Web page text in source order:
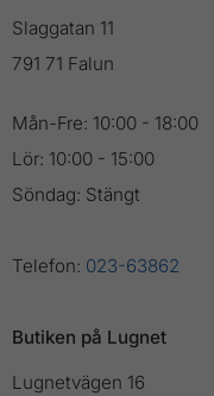
Slaggatan 11
791 71 Falun
Mån-Fre: 10:00 - 18:00
Lör: 10:00 - 15:00
Söndag: Stängt
Telefon: 023-63862
Butiken på Lugnet
Lugnetvägen 16